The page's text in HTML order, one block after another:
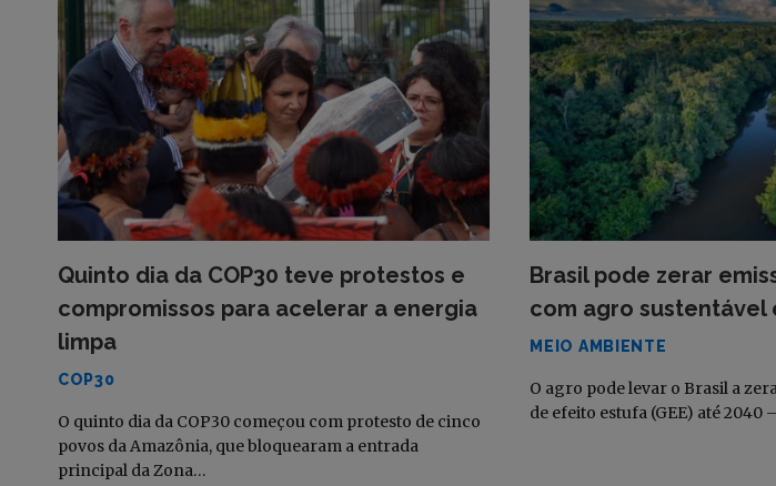
Quinto dia da COP30 teve protestos e
compromissos para acelerar a energia
limpa
COP30
O quinto dia da COP30 começou com protesto de cinco
povos da Amazônia, que bloquearam a entrada
principal da Zona…
Brasil pode zerar
com agro sustentável
MEIO AMBIENTE
O agro pode levar o Brasil a
de efeito estufa (GEE) até 2040